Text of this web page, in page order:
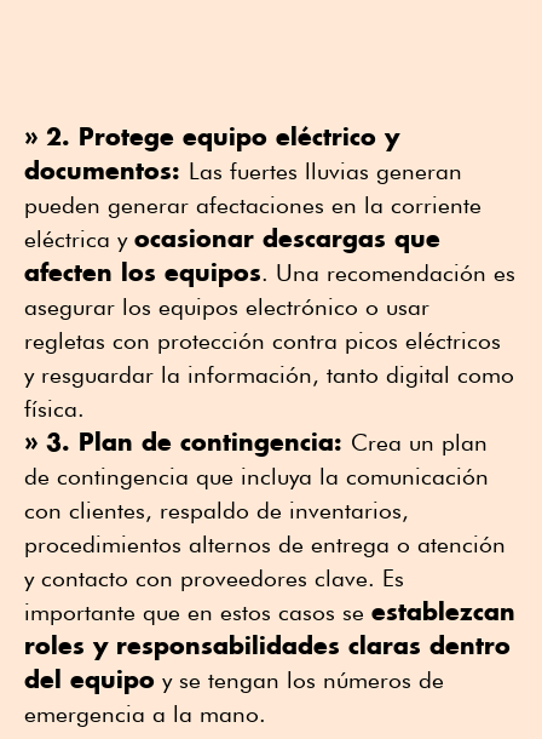
» 2. Protege equipo eléctrico y
documentos: Las fuertes lluvias generan
pueden generar afectaciones en la corriente
eléctrica y ocasionar descargas que
afecten los equipos. Una recomendación es
asegurar los equipos electrónico o usar
regletas con protección contra picos eléctricos
y resguardar la información, tanto digital como
física.
» 3. Plan de contingencia: Crea un plan
de contingencia que incluya la comunicación
con clientes, respaldo de inventarios,
procedimientos alternos de entrega o atención
y contacto con proveedores clave. Es
importante que en estos casos se establezcan
roles y responsabilidades claras dentro
del equipo y se tengan los números de
emergencia a la mano.